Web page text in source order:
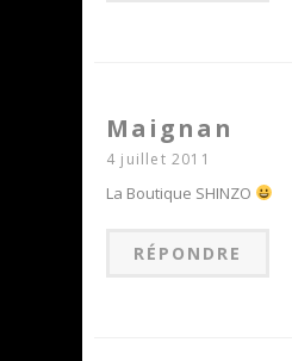
Maignan
4 juillet 2011
La Boutique SHINZO
RÉPONDRE